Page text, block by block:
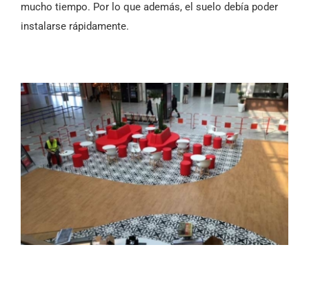
mucho tiempo. Por lo que además, el suelo debía poder
instalarse rápidamente.